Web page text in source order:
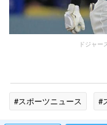
ドジャー
#スポーツニュース #